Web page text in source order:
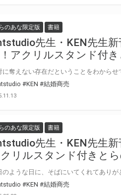
のあな限定版 書籍
先生・KEN先生
アクリルスタンド付
#KEN #結婚商売
のあな限定版 書籍
先生・KEN先生新
リルスタンド付きと
#KEN #結婚商売